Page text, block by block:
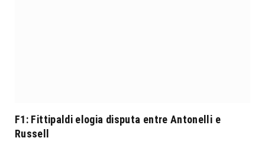
F1: Fittipaldi elogia disputa entre Antonelli e
Russell